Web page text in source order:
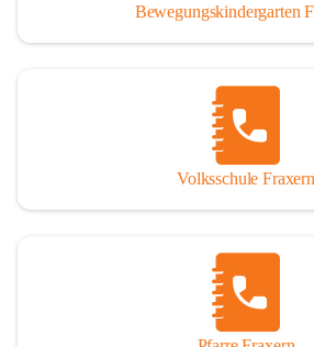
Bewegungskindergarten
Volksschule Fraxern